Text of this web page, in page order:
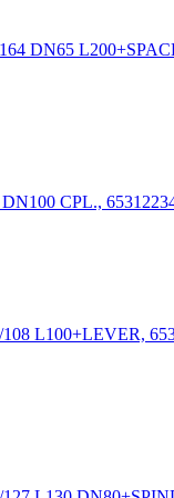
DN65
CPL.,
L100+LEVER,